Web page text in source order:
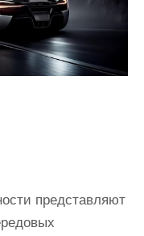
представляют